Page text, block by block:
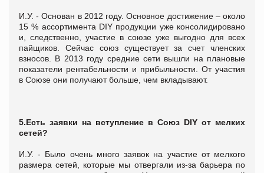
И.У. - Основан в 2012 году. Основное достижение – около
15 % ассортимента DIY продукции уже консолидировано
и, следственно, участие в союзе уже выгодно для всех
пайщиков. Сейчас союз существует за счет членских
взносов. В 2013 году средние сети вышли на плановые
показатели рентабельности и прибыльности. От участия
в Союзе они получают больше, чем вкладывают.
5.Есть заявки на вступление в Союз DIY от мелких
сетей?
И.У. - Было очень много заявок на участие от мелкого
размера сетей, которые мы отвергали из-за барьера по